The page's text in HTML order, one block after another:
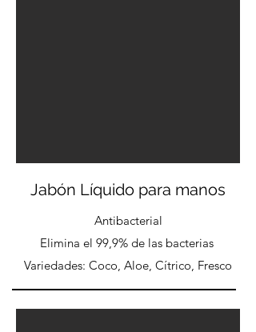
Jabón Líquido para manos
Antibacterial
Elimina el 99,9% de las bacterias
Variedades: Coco, Aloe, Cítrico, Fresco